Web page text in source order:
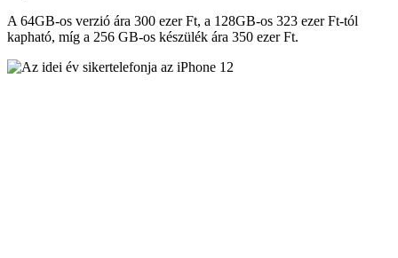
A 64GB-os verzió ára 300 ezer Ft, a 128GB-os 323 ezer Ft-tól
kapható, míg a 256 GB-os készülék ára 350 ezer Ft.